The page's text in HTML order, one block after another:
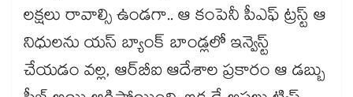
లక్షలు రావాల్సి ఉండగా.. ఆ కంపెనీ పీఎఫ్ ట్రస్ట్ ఆ
నిధులను యస్ బ్యాంక్ బాండ్లలో ఇన్వెస్ట్
చేయడం వల్ల, ఆర్‌బీఐ ఆదేశాల ప్రకారం ఆ డబ్బు